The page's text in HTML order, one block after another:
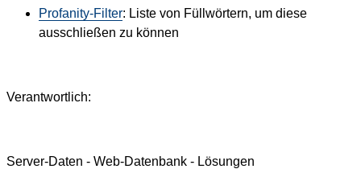
Profanity-Filter: Liste von Füllwörtern, um diese
ausschließen zu können
Verantwortlich:
Server-Daten - Web-Datenbank - Lösungen